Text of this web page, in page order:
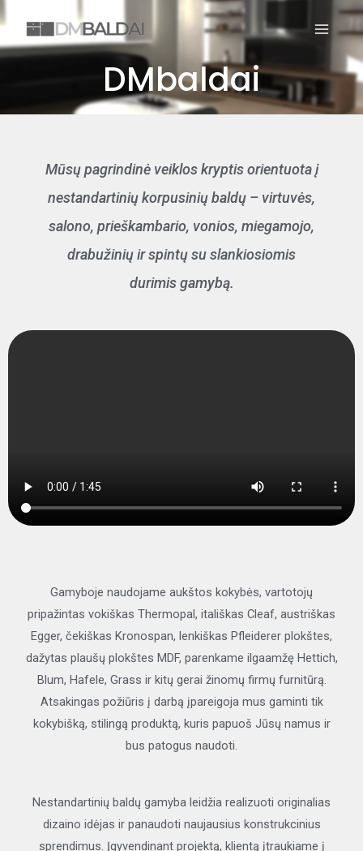
to
content
MAIN
DMbaldai
Mūsų pagrindinė veiklos kryptis orientuota į
nestandartinių korpusinių baldų – virtuvės,
salono, prieškambario, vonios, miegamojo,
drabužinių ir spintų su slankiosiomis
durimis gamybą.
Gamyboje naudojame aukštos kokybės, vartotojų
pripažintas vokiškas Thermopal, itališkas Cleaf, austriškas
Egger, čekiškas Kronospan, lenkiškas Pfleiderer plokštes,
dažytas plaušų plokštes MDF, parenkame ilgaamžę Hettich,
Blum, Hafele, Grass ir kitų gerai žinomų firmų furnitūrą.
Atsakingas požiūris į darbą įpareigoja mus gaminti tik
kokybišką, stilingą produktą, kuris papuoš Jūsų namus ir
bus patogus naudoti.
Nestandartinių baldų gamyba leidžia realizuoti originalias
dizaino idėjas ir panaudoti naujausius konstrukcinius
sprendimus. Įgyvendinant projektą, klientą įtraukiame į